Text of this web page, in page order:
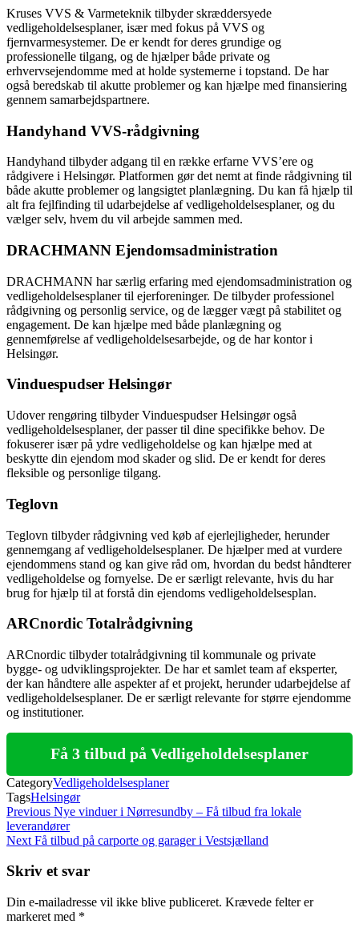
Kruses VVS & Varmeteknik tilbyder skræddersyede
vedligeholdelsesplaner, især med fokus på VVS og
fjernvarmesystemer. De er kendt for deres grundige og
professionelle tilgang, og de hjælper både private og
erhvervsejendomme med at holde systemerne i topstand. De har
også beredskab til akutte problemer og kan hjælpe med finansiering
gennem samarbejdspartnere.
Handyhand VVS-rådgivning
Handyhand tilbyder adgang til en række erfarne VVS’ere og
rådgivere i Helsingør. Platformen gør det nemt at finde rådgivning til
både akutte problemer og langsigtet planlægning. Du kan få hjælp til
alt fra fejlfinding til udarbejdelse af vedligeholdelsesplaner, og du
vælger selv, hvem du vil arbejde sammen med.
DRACHMANN Ejendomsadministration
DRACHMANN har særlig erfaring med ejendomsadministration og
vedligeholdelsesplaner til ejerforeninger. De tilbyder professionel
rådgivning og personlig service, og de lægger vægt på stabilitet og
engagement. De kan hjælpe med både planlægning og
gennemførelse af vedligeholdelsesarbejde, og de har kontor i
Helsingør.
Vinduespudser Helsingør
Udover rengøring tilbyder Vinduespudser Helsingør også
vedligeholdelsesplaner, der passer til dine specifikke behov. De
fokuserer især på ydre vedligeholdelse og kan hjælpe med at
beskytte din ejendom mod skader og slid. De er kendt for deres
fleksible og personlige tilgang.
Teglovn
Teglovn tilbyder rådgivning ved køb af ejerlejligheder, herunder
gennemgang af vedligeholdelsesplaner. De hjælper med at vurdere
ejendommens stand og kan give råd om, hvordan du bedst håndterer
vedligeholdelse og fornyelse. De er særligt relevante, hvis du har
brug for hjælp til at forstå din ejendoms vedligeholdelsesplan.
ARCnordic Totalrådgivning
ARCnordic tilbyder totalrådgivning til kommunale og private
bygge- og udviklingsprojekter. De har et samlet team af eksperter,
der kan håndtere alle aspekter af et projekt, herunder udarbejdelse af
vedligeholdelsesplaner. De er særligt relevante for større ejendomme
og institutioner.
Få 3 tilbud på Vedligeholdelsesplaner
CategoryVedligeholdelsesplaner
TagsHelsingør
Indlægsnavigation
Previous
Post
Previous Nye vinduer i Nørresundby – Få tilbud fra lokale
leverandører
Next
Next Få tilbud på carporte og garager i Vestsjælland
Skriv et svar
Din e-mailadresse vil ikke blive publiceret. Krævede felter er
markeret med *